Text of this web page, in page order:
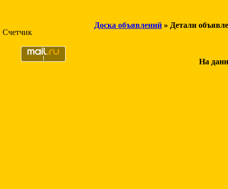
Счетчик
Доска объявлений » Детали
На